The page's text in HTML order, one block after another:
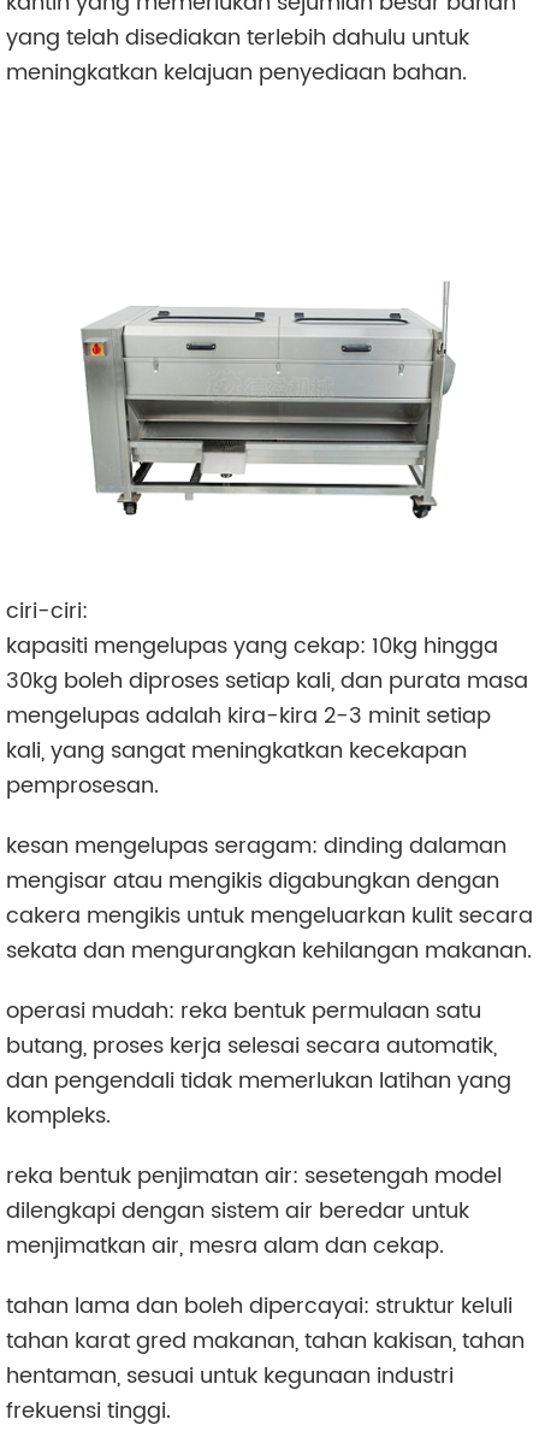
yang telah disediakan terlebih dahulu untuk
meningkatkan kelajuan penyediaan bahan.
ciri-ciri:
kapasiti mengelupas yang cekap: 10kg hingga
30kg boleh diproses setiap kali, dan purata masa
mengelupas adalah kira-kira 2-3 minit setiap
kali, yang sangat meningkatkan kecekapan
pemprosesan.
kesan mengelupas seragam: dinding dalaman
mengisar atau mengikis digabungkan dengan
cakera mengikis untuk mengeluarkan kulit secara
sekata dan mengurangkan kehilangan makanan.
operasi mudah: reka bentuk permulaan satu
butang, proses kerja selesai secara automatik,
dan pengendali tidak memerlukan latihan yang
kompleks.
reka bentuk penjimatan air: sesetengah model
dilengkapi dengan sistem air beredar untuk
menjimatkan air, mesra alam dan cekap.
tahan lama dan boleh dipercayai: struktur keluli
tahan karat gred makanan, tahan kakisan, tahan
hentaman, sesuai untuk kegunaan industri
frekuensi tinggi.